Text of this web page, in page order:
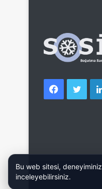
Bu web sitesi,
inceleyebilirsiniz.